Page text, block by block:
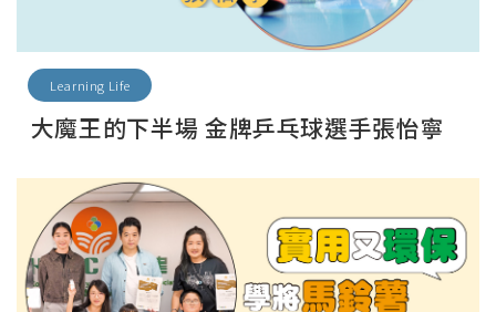
Learning Life
大魔王的下半場 金牌乒乓球選手張怡寧